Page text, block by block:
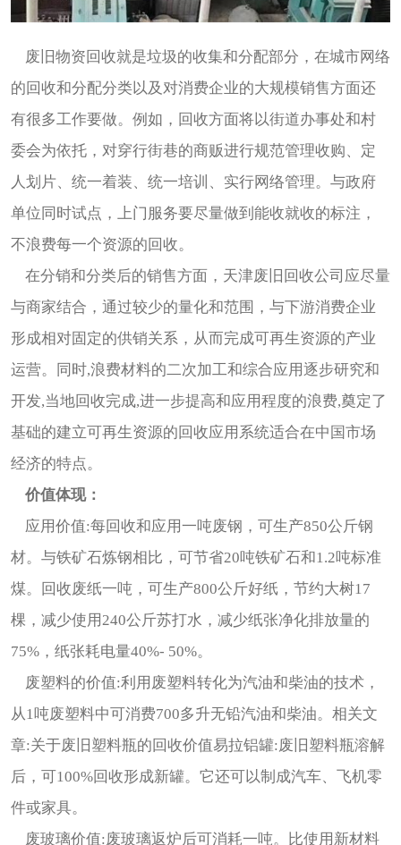
废旧物资回收就是垃圾的收集和分配部分，在城市网络
的回收和分配分类以及对消费企业的大规模销售方面还
有很多工作要做。例如，回收方面将以街道办事处和村
委会为依托，对穿行街巷的商贩进行规范管理收购、定
人划片、统一着装、统一培训、实行网络管理。与政府
单位同时试点，上门服务要尽量做到能收就收的标注，
不浪费每一个资源的回收。
在分销和分类后的销售方面，天津废旧回收公司应尽量
与商家结合，通过较少的量化和范围，与下游消费企业
形成相对固定的供销关系，从而完成可再生资源的产业
运营。同时,浪费材料的二次加工和综合应用逐步研究和
开发,当地回收完成,进一步提高和应用程度的浪费,奠定了
基础的建立可再生资源的回收应用系统适合在中国市场
经济的特点。
价值体现：
应用价值:每回收和应用一吨废钢，可生产850公斤钢
材。与铁矿石炼钢相比，可节省20吨铁矿石和1.2吨标准
煤。回收废纸一吨，可生产800公斤好纸，节约大树17
棵，减少使用240公斤苏打水，减少纸张净化排放量的
75%，纸张耗电量40%- 50%。
废塑料的价值:利用废塑料转化为汽油和柴油的技术，
从1吨废塑料中可消费700多升无铅汽油和柴油。相关文
章:关于废旧塑料瓶的回收价值易拉铝罐:废旧塑料瓶溶解
后，可100%回收形成新罐。它还可以制成汽车、飞机零
件或家具。
废玻璃价值:废玻璃返炉后可消耗一吨。比使用新材料